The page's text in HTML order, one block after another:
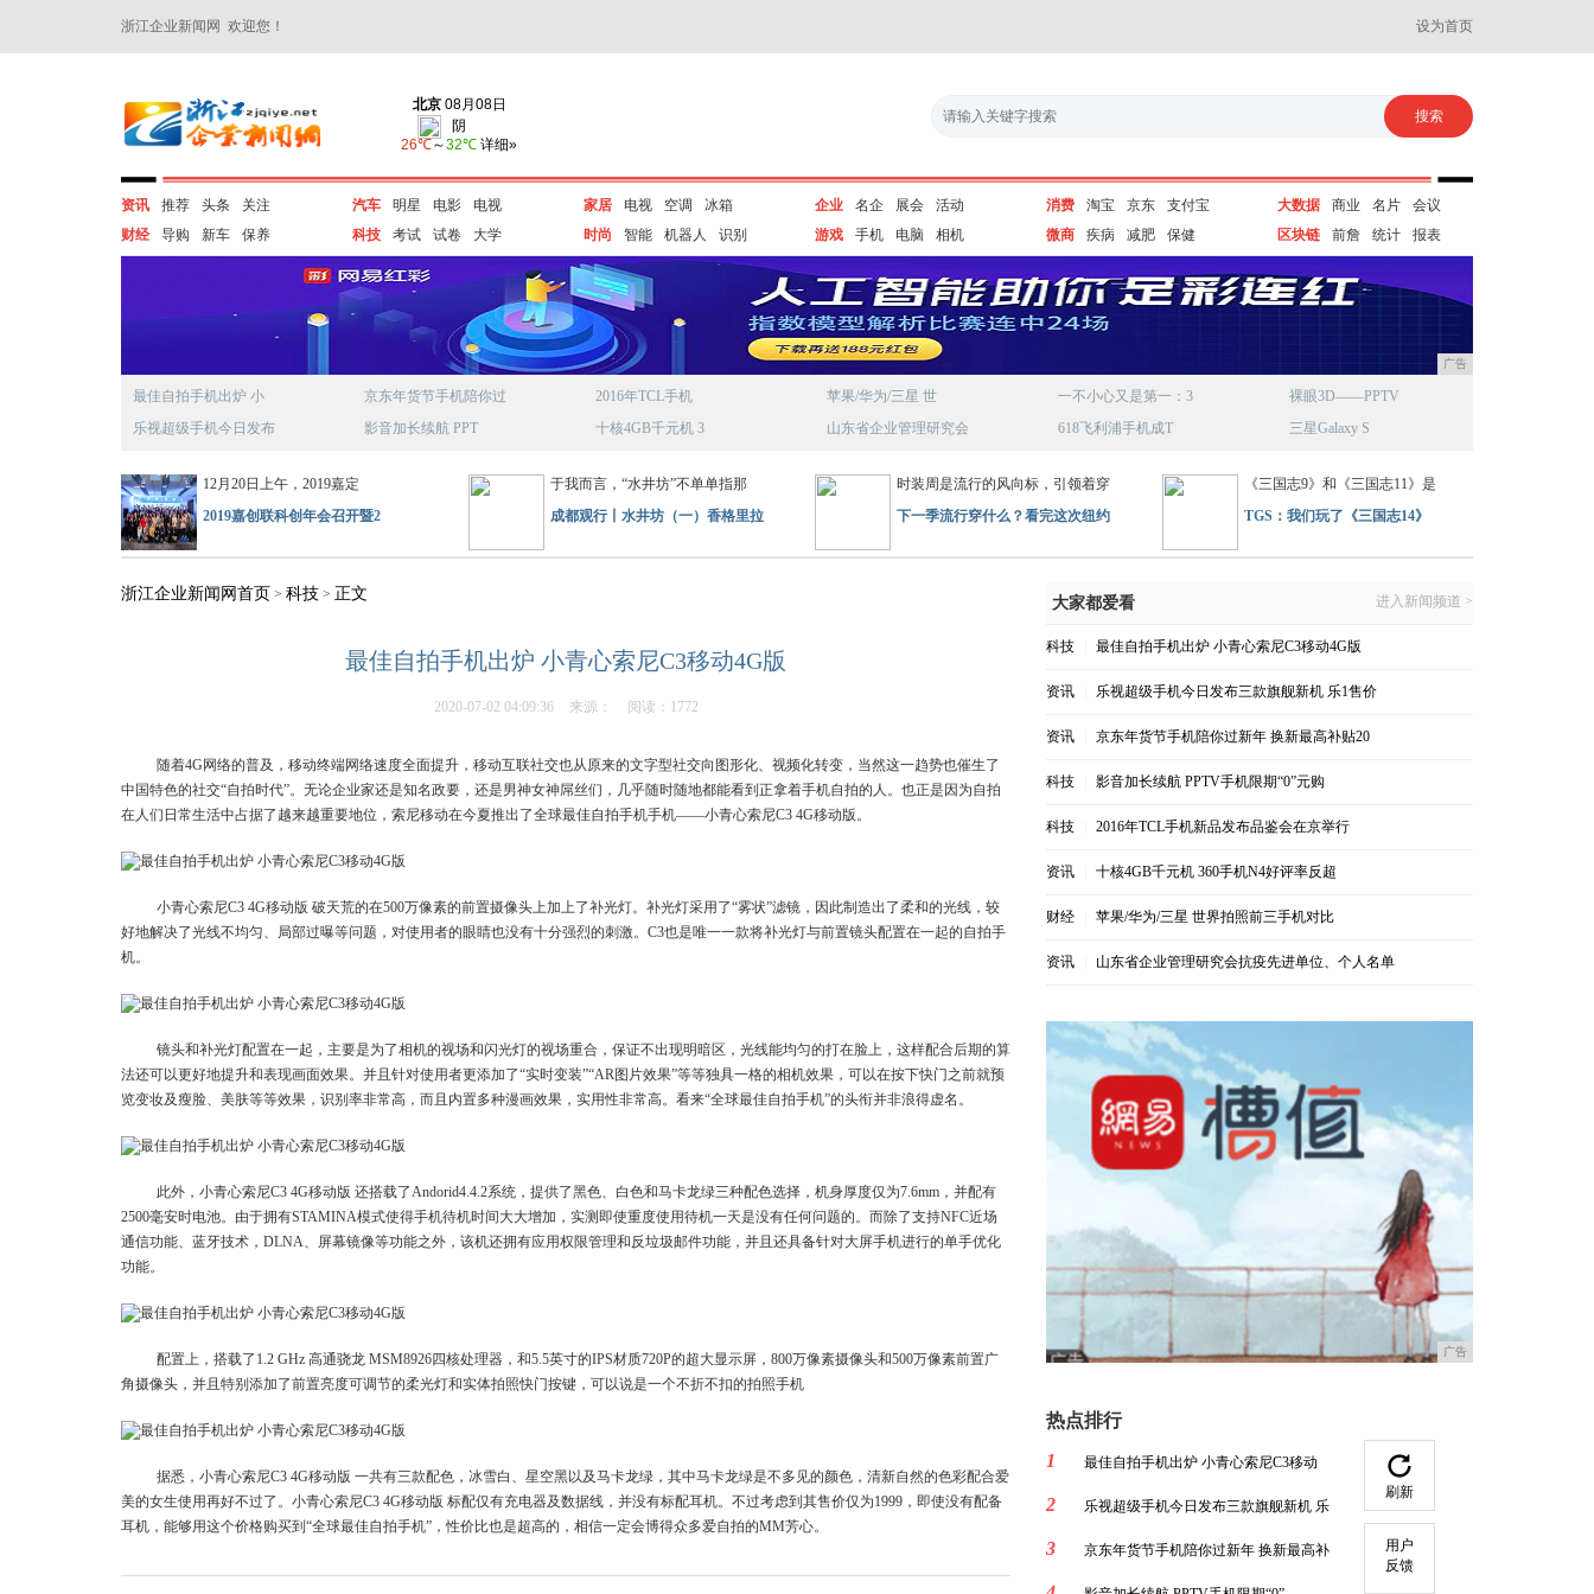
浙江企业新闻网 欢迎您！ 设为首页
资讯 推荐 头条
关注
财经
导购 新车 保养
汽车 明星 电影
电视
科技
考试 试卷 大学
家居 电视 空调
冰箱
时尚
智能 机器人 识别
企业 名企 展会
活动
游戏
手机 电脑 相机
消费 淘宝 京东
支付宝
微商
疾病 减肥 保健
大数据 商业 名片
会议
区块链
前詹 统计 报表
广告
最佳自拍手机出炉 小
乐视超级手机今日发布
京东年货节手机陪你过
影音加长续航 PPT
2016年TCL手机
十核4GB千元机 3
苹果/华为/三星 世
山东省企业管理研究会
一不小心又是第一：3
618飞利浦手机成T
裸眼3D——PPTV
三星Galaxy S
12月20日上午，2019嘉定
2019嘉创联科创年会召开暨2
于我而言，“水井坊”不单单指那
成都观行丨水井坊（一）香格里拉
时装周是流行的风向标，引领着穿
下一季流行穿什么？看完这次纽约
《三国志9》和《三国志11》是
TGS：我们玩了《三国志14》
浙江企业新闻网首页 > 科技 > 正文
最佳自拍手机出炉 小青心索尼C3移动4G版
2020-07-02 04:09:36 来源： 阅读：1772
随着4G网络的普及，移动终端网络速度全面提升，移动互联社交也从原来的文字型社交向图形化、视频化转变，当然这一趋势也催生了
中国特色的社交“自拍时代”。无论企业家还是知名政要，还是男神女神屌丝们，几乎随时随地都能看到正拿着手机自拍的人。也正是因为自拍
在人们日常生活中占据了越来越重要地位，索尼移动在今夏推出了全球最佳自拍手机手机——小青心索尼C3 4G移动版。
小青心索尼C3 4G移动版 破天荒的在500万像素的前置摄像头上加上了补光灯。补光灯采用了“雾状”滤镜，因此制造出了柔和的光线，较
好地解决了光线不均匀、局部过曝等问题，对使用者的眼睛也没有十分强烈的刺激。C3也是唯一一款将补光灯与前置镜头配置在一起的自拍手
机。
镜头和补光灯配置在一起，主要是为了相机的视场和闪光灯的视场重合，保证不出现明暗区，光线能均匀的打在脸上，这样配合后期的算
法还可以更好地提升和表现画面效果。并且针对使用者更添加了“实时变装”“AR图片效果”等等独具一格的相机效果，可以在按下快门之前就预
览变妆及瘦脸、美肤等等效果，识别率非常高，而且内置多种漫画效果，实用性非常高。看来“全球最佳自拍手机”的头衔并非浪得虚名。
此外，小青心索尼C3 4G移动版 还搭载了Andorid4.4.2系统，提供了黑色、白色和马卡龙绿三种配色选择，机身厚度仅为7.6mm，并配有
2500毫安时电池。由于拥有STAMINA模式使得手机待机时间大大增加，实测即使重度使用待机一天是没有任何问题的。而除了支持NFC近场
通信功能、蓝牙技术，DLNA、屏幕镜像等功能之外，该机还拥有应用权限管理和反垃圾邮件功能，并且还具备针对大屏手机进行的单手优化
功能。
配置上，搭载了1.2 GHz 高通骁龙 MSM8926四核处理器，和5.5英寸的IPS材质720P的超大显示屏，800万像素摄像头和500万像素前置广
角摄像头，并且特别添加了前置亮度可调节的柔光灯和实体拍照快门按键，可以说是一个不折不扣的拍照手机
据悉，小青心索尼C3 4G移动版 一共有三款配色，冰雪白、星空黑以及马卡龙绿，其中马卡龙绿是不多见的颜色，清新自然的色彩配合爱
美的女生使用再好不过了。小青心索尼C3 4G移动版 标配仅有充电器及数据线，并没有标配耳机。不过考虑到其售价仅为1999，即使没有配备
耳机，能够用这个价格购买到“全球最佳自拍手机”，性价比也是超高的，相信一定会博得众多爱自拍的MM芳心。
大家都爱看 进入新闻频道 >
科技 最佳自拍手机出炉 小青心索尼C3移动4G版
资讯 乐视超级手机今日发布三款旗舰新机 乐1售价
资讯 京东年货节手机陪你过新年 换新最高补贴20
科技 影音加长续航 PPTV手机限期“0”元购
科技 2016年TCL手机新品发布品鉴会在京举行
资讯 十核4GB千元机 360手机N4好评率反超
财经 苹果/华为/三星 世界拍照前三手机对比
资讯 山东省企业管理研究会抗疫先进单位、个人名单
广告
热点排行
1
最佳自拍手机出炉 小青心索尼C3移动
2 乐视超级手机今日发布三款旗舰新机 乐
3 京东年货节手机陪你过新年 换新最高补
刷新
用户
反馈